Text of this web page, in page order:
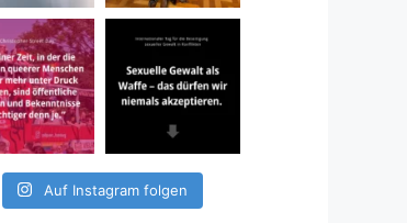
Auf Instagram folgen